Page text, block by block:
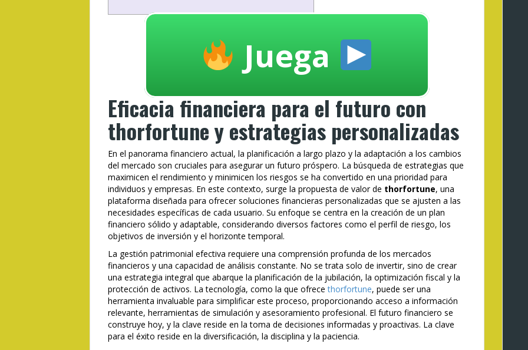
Juega
Eficacia financiera para el futuro con
thorfortune y estrategias personalizadas
En el panorama financiero actual, la planificación a largo plazo y la adaptación a los cambios
del mercado son cruciales para asegurar un futuro próspero. La búsqueda de estrategias que
maximicen el rendimiento y minimicen los riesgos se ha convertido en una prioridad para
individuos y empresas. En este contexto, surge la propuesta de valor de thorfortune, una
plataforma diseñada para ofrecer soluciones financieras personalizadas que se ajusten a las
necesidades específicas de cada usuario. Su enfoque se centra en la creación de un plan
financiero sólido y adaptable, considerando diversos factores como el perfil de riesgo, los
objetivos de inversión y el horizonte temporal.
La gestión patrimonial efectiva requiere una comprensión profunda de los mercados
financieros y una capacidad de análisis constante. No se trata solo de invertir, sino de crear
una estrategia integral que abarque la planificación de la jubilación, la optimización fiscal y la
protección de activos. La tecnología, como la que ofrecethorfortune, puede ser una
herramienta invaluable para simplificar este proceso, proporcionando acceso a información
relevante, herramientas de simulación y asesoramiento profesional. El futuro financiero se
construye hoy, y la clave reside en la toma de decisiones informadas y proactivas. La clave
para el éxito reside en la diversificación, la disciplina y la paciencia.